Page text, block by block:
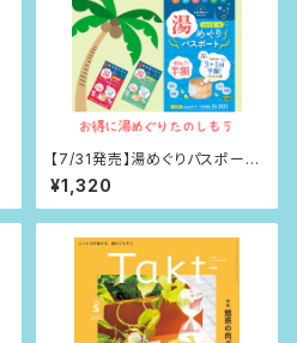
【7/31発売】湯めぐりパスポート
2026夏・秋
¥1,320